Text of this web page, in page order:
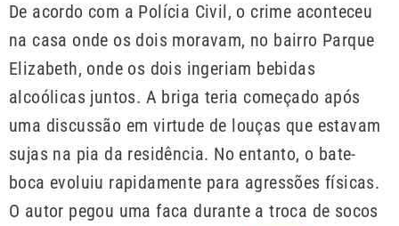
De acordo com a Polícia Civil, o crime aconteceu
na casa onde os dois moravam, no bairro Parque
Elizabeth, onde os dois ingeriam bebidas
alcoólicas juntos. A briga teria começado após
uma discussão em virtude de louças que estavam
sujas na pia da residência. No entanto, o bate-
boca evoluiu rapidamente para agressões físicas.
O autor pegou uma faca durante a troca de socos